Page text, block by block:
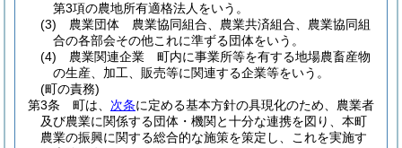
第3項の農地所有適格法人をいう。
(3)
農業団体 農業協同組合、農業共済組合、農業協同組
合の各部会その他これに準ずる団体をいう。
(4)
農業関連企業 町内に事業所等を有する地場農畜産物
の生産、加工、販売等に関連する企業等をいう。
(町の責務)
第3条
町は、 次条に定める基本方針の具現化のため、農業者
及び農業に関係する団体・機関と十分な連携を図り、本町
農業の振興に関する総合的な施策を策定し、これを実施す